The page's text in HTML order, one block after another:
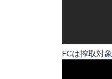
FCは搾取対象